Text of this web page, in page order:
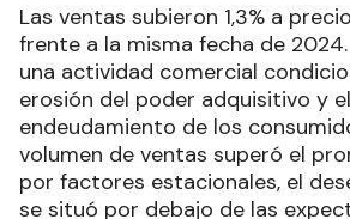
Las ventas subieron 1,3% a
frente a la misma fecha de 2024.
una actividad comercial
erosión del poder adquisitivo y
endeudamiento de los
volumen de ventas superó el
por factores estacionales, el
se situó por debajo de las